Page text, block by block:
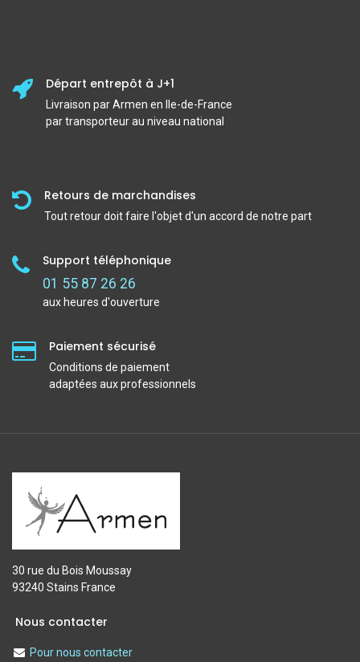
Départ entrepôt à J+1
Livraison par Armen en Ile-de-France
par transporteur au niveau national
Retours de marchandises
Tout retour doit faire l'objet d'un accord de notre part
Support téléphonique
01 55 87 26 26
aux heures d'ouverture
Paiement sécurisé
Conditions de paiement
adaptées aux professionnels
30 rue du Bois Moussay
93240 Stains France
Nous contacter
Pour nous contacter